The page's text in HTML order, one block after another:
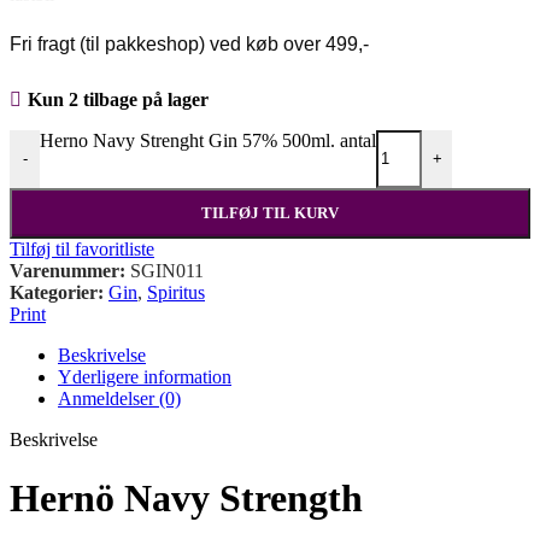
Fri fragt (til pakkeshop) ved køb over 499,-
Kun 2 tilbage på lager
-
Herno Navy Strenght Gin 57% 500ml. antal
+
TILFØJ TIL KURV
Tilføj til favoritliste
Varenummer: SGIN011
Kategorier: Gin, Spiritus
Print
Beskrivelse
Yderligere information
Anmeldelser (0)
Beskrivelse
Hernö Navy Strength